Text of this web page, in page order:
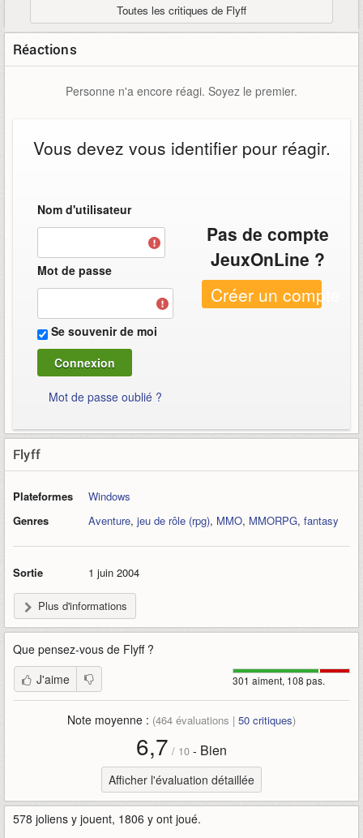
Toutes les critiques de Flyff
Réactions
Personne n'a encore réagi. Soyez le premier.
Vous devez vous identifier pour réagir.
Nom d'utilisateur
Mot de passe
Se souvenir de moi
Mot de passe oublié ?
Pas de compte
JeuxOnLine ?
Créer un compte
Flyff
Plateformes
Windows
Genres
Aventure, jeu de rôle (rpg), MMO, MMORPG, fantasy
Sortie 1 juin 2004
Plus d'informations
Que pensez-vous de Flyff?
301 aiment, 108 pas.
J'aime
Note moyenne : (464 évaluations | 50 critiques)
6,7 / 10 - Bien
Afficher l'évaluation détaillée
578 joliens y jouent, 1806 y ont joué.